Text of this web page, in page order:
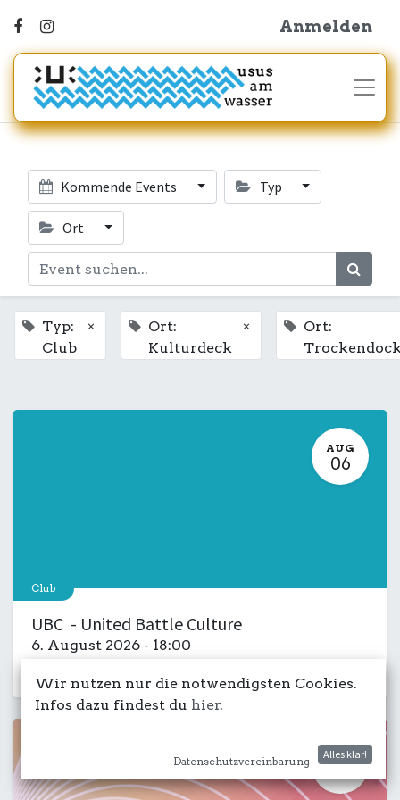
Anmelden
Kommende Events Typ
Ort
Typ:
Club
×
Ort:
Kulturdeck
×
Ort:
AUG
06
Club
UBC - United Battle Culture
6. August 2026 - 18:00
AUG
Wir nutzen nur die notwendigsten Cookies.
Infos dazu findest du hier.
Datenschutzvereinbarung
Alles klar!